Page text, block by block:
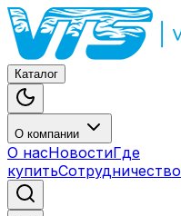
Каталог
О компании
О насНовостиГде
купитьСотрудничество